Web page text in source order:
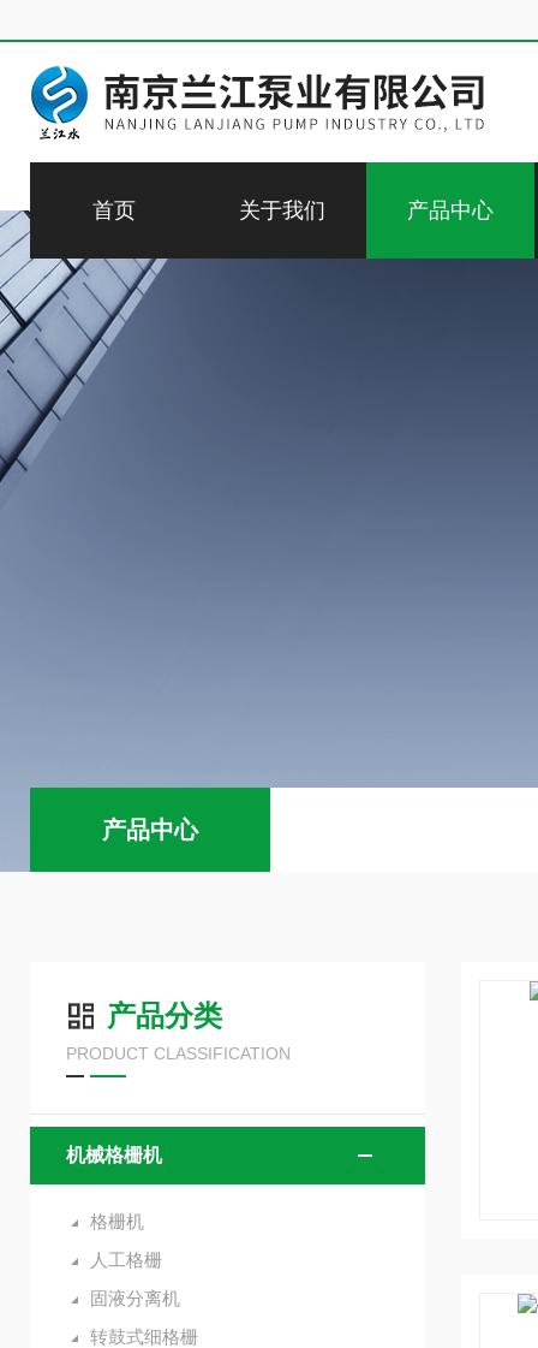
首页 关于我们 产品中心
产品中心
产品分类
PRODUCT CLASSIFICATION
机械格栅机
格栅机
人工格栅
固液分离机
转鼓式细格栅